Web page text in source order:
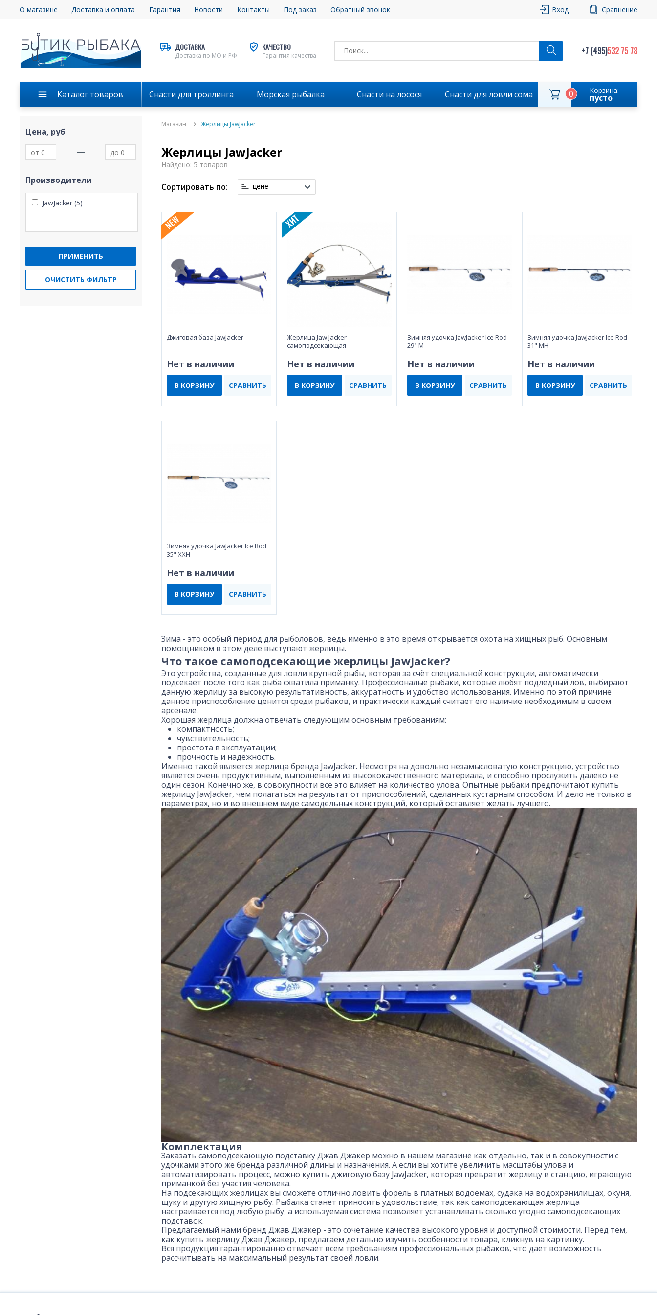
О магазине Доставка и оплата Гарантия Новости Контакты Под заказ Обратный звонок Вход Сравнение
ДОСТАВКА
Доставка по МО и РФ
КАЧЕСТВО
Гарантия качества +7 (495)532 75 78
Каталог товаров Снасти для троллинга Морская рыбалка Снасти на лосося Снасти для ловли сома Корзина:
пусто
0
Цена, руб
Производители
JawJacker (5)
ПРИМЕНИТЬ
ОЧИСТИТЬ ФИЛЬТР
Магазин Жерлицы JawJacker
Жерлицы JawJacker
Найдено: 5 товаров
Сортировать по: цене
Джиговая база JawJacker
Нет в наличии
В КОРЗИНУ СРАВНИТЬ
Жерлица Jaw Jacker
самоподсекающая
Нет в наличии
В КОРЗИНУ СРАВНИТЬ
Зимняя удочка JawJacker Ice Rod
29" M
Нет в наличии
В КОРЗИНУ СРАВНИТЬ
Зимняя удочка JawJacker Ice Rod
31" MH
Нет в наличии
В КОРЗИНУ СРАВНИТЬ
Зимняя удочка JawJacker Ice Rod
35" XXH
Нет в наличии
В КОРЗИНУ СРАВНИТЬ
Зима - это особый период для рыболовов, ведь именно в это время открывается охота на хищных рыб. Основным
помощником в этом деле выступают жерлицы.
Что такое самоподсекающие жерлицы JawJacker?
Это устройства, созданные для ловли крупной рыбы, которая за счёт специальной конструкции, автоматически
подсекает после того как рыба схватила приманку. Профессионалые рыбаки, которые любят подлёдный лов, выбирают
данную жерлицу за высокую результативность, аккуратность и удобство использования. Именно по этой причине
данное приспособление ценится среди рыбаков, и практически каждый считает его наличие необходимым в своем
арсенале.
Хорошая жерлица должна отвечать следующим основным требованиям:
компактность;
чувствительность;
простота в эксплуатации;
прочность и надёжность.
Именно такой является жерлица бренда JawJacker. Несмотря на довольно незамысловатую конструкцию, устройство
является очень продуктивным, выполненным из высококачественного материала, и способно прослужить далеко не
один сезон. Конечно же, в совокупности все это влияет на количество улова. Опытные рыбаки предпочитают купить
жерлицу JawJacker, чем полагаться на результат от приспособлений, сделанных кустарным способом. И дело не только в
параметрах, но и во внешнем виде самодельных конструкций, который оставляет желать лучшего.
Комплектация
Заказать самоподсекающую подставку Джав Джакер можно в нашем магазине как отдельно, так и в совокупности с
удочками этого же бренда различной длины и назначения. А если вы хотите увеличить масштабы улова и
автоматизировать процесс, можно купить джиговую базу JawJacker, которая превратит жерлицу в станцию, играющую
приманкой без участия человека.
На подсекающих жерлицах вы сможете отлично ловить форель в платных водоемах, судака на водохранилищах, окуня,
щуку и другую хищную рыбу. Рыбалка станет приносить удовольствие, так как самоподсекающая жерлица
настраивается под любую рыбу, а используемая система позволяет устанавливать сколько угодно самоподсекающих
подставок.
Предлагаемый нами бренд Джав Джакер - это сочетание качества высокого уровня и доступной стоимости. Перед тем,
как купить жерлицу Джав Джакер, предлагаем детально изучить особенности товара, кликнув на картинку.
Вся продукция гарантированно отвечает всем требованиям профессиональных рыбаков, что дает возможность
рассчитывать на максимальный результат своей ловли.